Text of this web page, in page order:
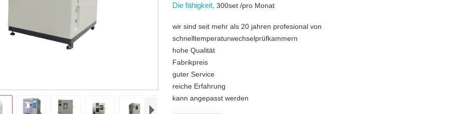
Die fähigkeit,300set /pro Monat
wir sind seit mehr als 20 jahren profesional von
schnelltemperaturwechselprüfkammern
hohe Qualität
Fabrikpreis
guter Service
reiche Erfahrung
kann angepasst werden